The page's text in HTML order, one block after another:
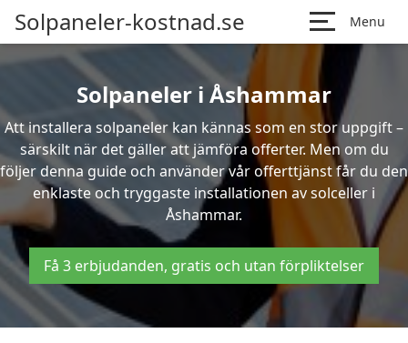
Solpaneler-kostnad.se Menu
Solpaneler i Åshammar
Att installera solpaneler kan kännas som en stor uppgift –
särskilt när det gäller att jämföra offerter. Men om du
följer denna guide och använder vår offerttjänst får du den
enklaste och tryggaste installationen av solceller i
Åshammar.
Få 3 erbjudanden, gratis och utan förpliktelser